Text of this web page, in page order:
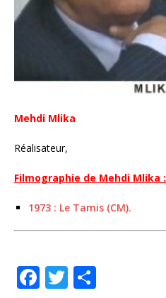
Mehdi Mlika
Réalisateur,
Filmographie de Mehdi Mlika :
1973 : Le Tamis (CM).
F T